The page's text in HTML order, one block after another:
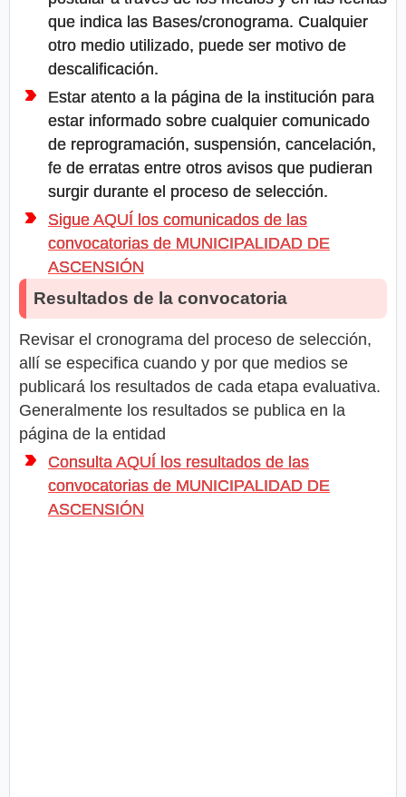
que indica las Bases/cronograma. Cualquier
otro medio utilizado, puede ser motivo de
descalificación.
Estar atento a la página de la institución para
estar informado sobre cualquier comunicado
de reprogramación, suspensión, cancelación,
fe de erratas entre otros avisos que pudieran
surgir durante el proceso de selección.
Sigue AQUÍ los comunicados de las
convocatorias de MUNICIPALIDAD DE
ASCENSIÓN
Resultados de la convocatoria
Revisar el cronograma del proceso de selección,
allí se especifica cuando y por que medios se
publicará los resultados de cada etapa evaluativa.
Generalmente los resultados se publica en la
página de la entidad
Consulta AQUÍ los resultados de las
convocatorias de MUNICIPALIDAD DE
ASCENSIÓN